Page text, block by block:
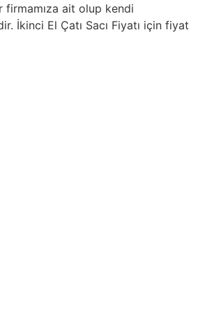
firmamıza ait olup kendi
İkinci El Çatı Sacı Fiyatı için fiyat